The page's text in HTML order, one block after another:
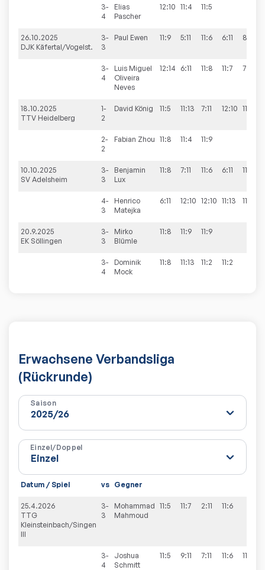
3-
4
Elias
Pascher
12:10 11:4 11:5
26.10.2025
DJK Käfertal/Vogelst.
3-
3
Paul Ewen 11:9 5:11 11:6 6:11 8:11
3-
4
Luis Miguel
Oliveira
Neves
12:14 6:11 11:8 11:7 7:11
18.10.2025
TTV Heidelberg
1-
2
David König 11:5 11:13 7:11 12:10 11:5
2-
2
Fabian Zhou 11:8 11:4 11:9
10.10.2025
SV Adelsheim
3-
3
Benjamin
Lux
11:8 7:11 11:6 6:11 11:9
4-
3
Henrico
Matejka
6:11 12:10 12:10 11:13 11:7
20.9.2025
EK Söllingen
3-
3
Mirko
Blümle
11:8 11:9 11:9
3-
4
Dominik
Mock
11:8 11:13 11:2 11:2
Erwachsene Verbandsliga
(Rückrunde)
Saison
Einzel/Doppel
Datum / Spiel vs Gegner
25.4.2026
TTG
Kleinsteinbach/Singen
III
3-
3
Mohammad
Mahmoud
11:5 11:7 2:11 11:6
3-
4
Joshua
Schmitt
11:5 9:11 7:11 11:6 11:9